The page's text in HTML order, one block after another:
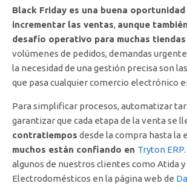
Black Friday es una buena oportunidad
incrementar las ventas, aunque
desafío operativo para muchas
volúmenes de pedidos, demandas
la necesidad de una gestión precisa son
que pasa cualquier comercio electrónico
Para simplificar procesos, automatizar
garantizar que cada etapa de la venta se
contratiempos desde la compra hasta la
muchos están confiando en Tryton ERP
algunos de nuestros clientes como Atida y
Electrodomésticos en la página web de